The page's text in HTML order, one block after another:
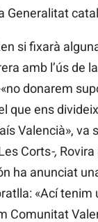
Generalitat
si fixarà
amb l’ús de
donarem
que ens
Valencià», va
Corts-,
ha anunciat
«Ací tenim
Comunitat